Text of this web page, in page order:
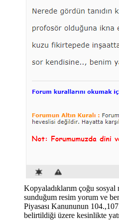
Kopyaladıklarım çoğu
sunduğum resim yorum ve
Piyasası Kanununun
belirtildiği üzere kesinlikte